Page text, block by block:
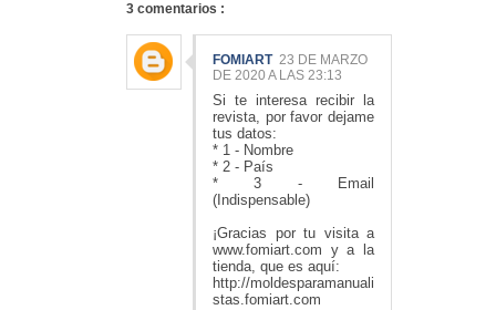
3 comentarios :
FOMIART 23 DE MARZO
DE 2020 A LAS 23:13
Si te interesa recibir la
revista, por favor dejame
tus datos:
* 1 - Nombre
* 2 - País
* 3 - Email
(Indispensable)
¡Gracias por tu visita a
www.fomiart.com y a la
tienda, que es aquí:
http://moldesparamanuali
stas.fomiart.com